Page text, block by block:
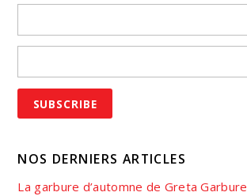
NOS DERNIERS ARTICLES
La garbure d’automne de Greta Garbure